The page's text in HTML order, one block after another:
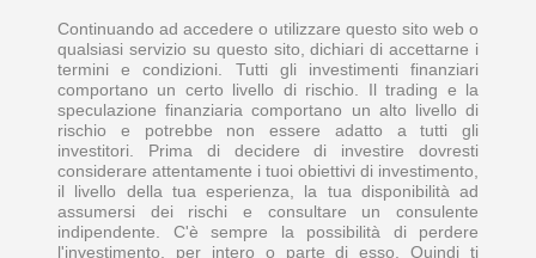
Continuando ad accedere o utilizzare questo sito web o
qualsiasi servizio su questo sito, dichiari di accettarne i
termini e condizioni. Tutti gli investimenti finanziari
comportano un certo livello di rischio. Il trading e la
speculazione finanziaria comportano un alto livello di
rischio e potrebbe non essere adatto a tutti gli
investitori. Prima di decidere di investire dovresti
considerare attentamente i tuoi obiettivi di investimento,
il livello della tua esperienza, la tua disponibilità ad
assumersi dei rischi e consultare un consulente
indipendente. C'è sempre la possibilità di perdere
l'investimento, per intero o parte di esso. Quindi ti